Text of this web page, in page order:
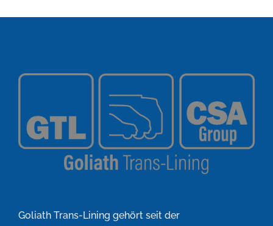
Goliath Trans-Lining gehört seit der